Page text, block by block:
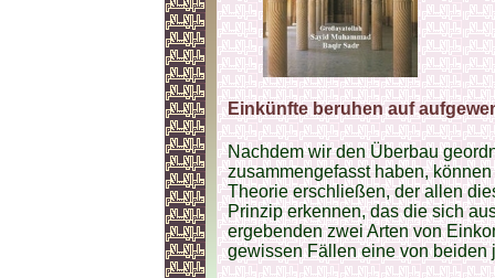
Einkünfte beruhen auf
Nachdem wir den Überbau
zusammengefasst haben,
Theorie erschließen, der allen
Prinzip erkennen, das die sich
ergebenden zwei Arten von
gewissen Fällen eine von beiden